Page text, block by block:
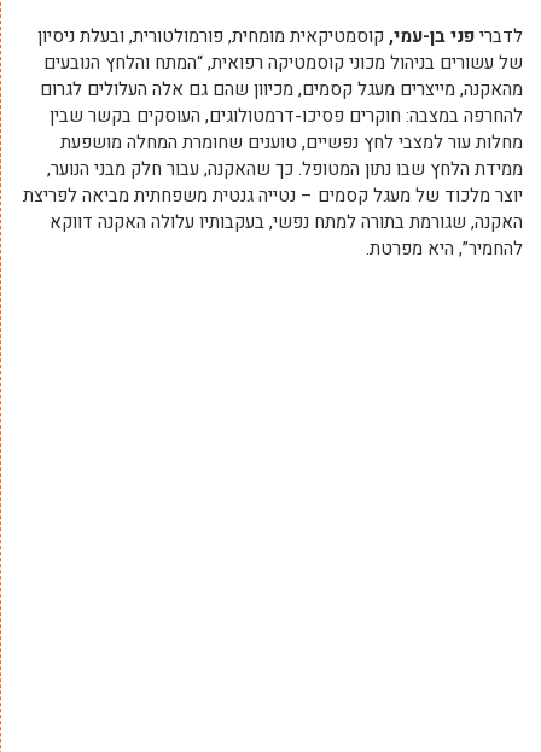
לדבריפני בן-עמי, קוסמטיקאית מומחית, פורמולטורית, ובעלת ניסיון
של עשורים בניהול מכוני קוסמטיקה רפואית, “המתח והלחץ הנובעים
מהאקנה, מייצרים מעגל קסמים, מכיוון שהם גם אלה העלולים לגרום
להחרפה במצבה: חוקרים פסיכו-דרמטולוגים, העוסקים בקשר שבין
מחלות עור למצבי לחץ נפשיים, טוענים שחומרת המחלה מושפעת
ממידת הלחץ שבו נתון המטופל. כך שהאקנה, עבור חלק מבני הנוער,
יוצר מלכוד של מעגל קסמים – נטייה גנטית משפחתית מביאה לפריצת
האקנה, שגורמת בתורה למתח נפשי, בעקבותיו עלולה האקנה דווקא
להחמיר”, היא מפרטת.